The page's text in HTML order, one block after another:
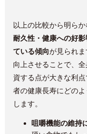
以上の比較から明らか
耐久性・健康への好
ている傾向が見られ
向上させることで、
資する点が大きな利
者の健康長寿にどの
します。
咀嚼機能の維持